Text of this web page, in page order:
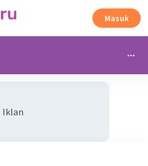
Masuk
Iklan